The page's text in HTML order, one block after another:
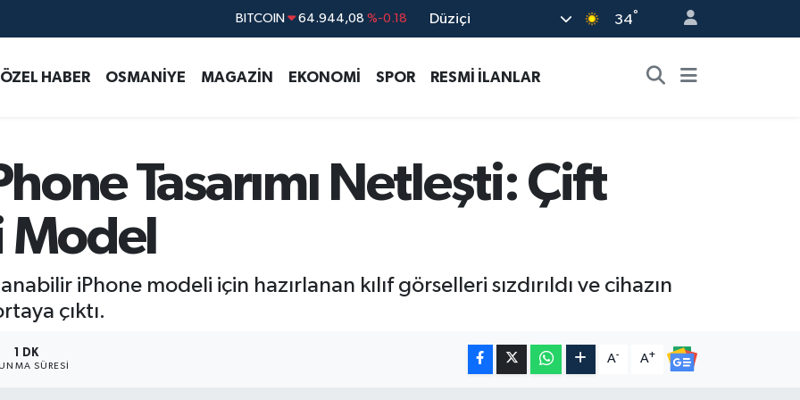
DOLAR 47,7436 %0.18
STERLİN 64,4811 %0.38
BITCOIN 64.944,08 %-0.18
Düziçi 34°
ÖZEL HABER OSMANİYE MAGAZİN EKONOMİ SPOR RESMİ İLANLAR
Tasarımı Netleşti: Çift
Model
iPhone modeli için hazırlanan kılıf görselleri sızdırıldı ve cihazın
çıktı.
1 DK
SÜRESI
A- A+